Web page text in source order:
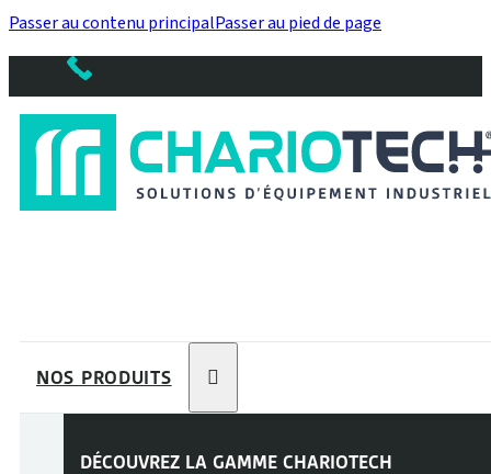
Passer au contenu principalPasser au pied de page
NOS PRODUITS
DÉCOUVREZ LA GAMME CHARIOTECH